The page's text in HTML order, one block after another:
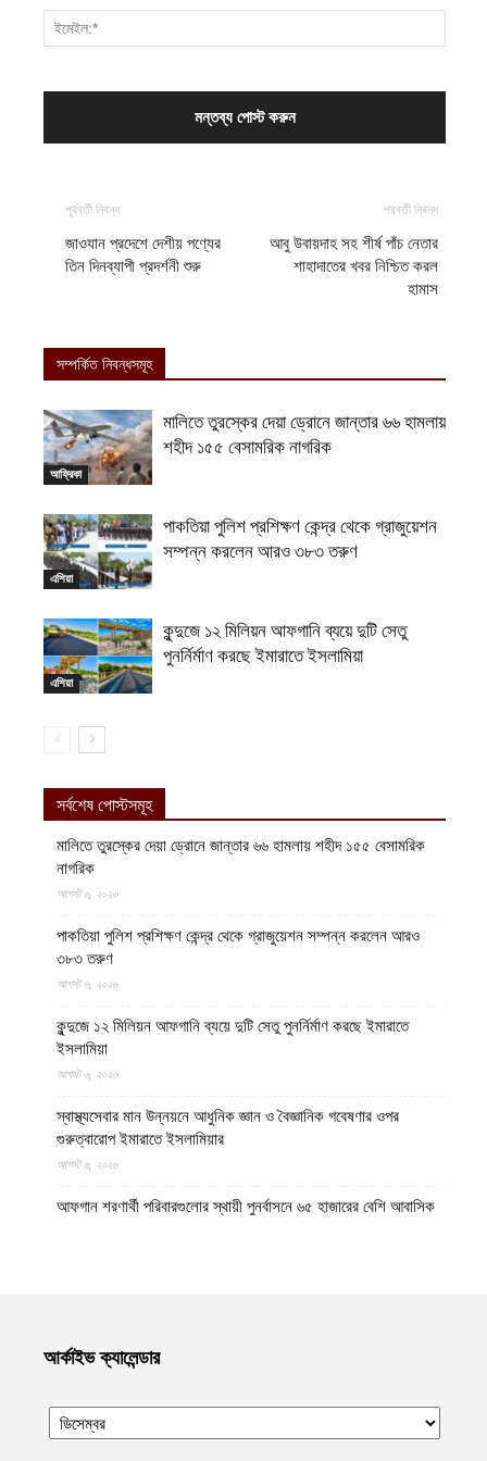
পূর্ববর্তী নিবন্ধ
জাওযান প্রদেশে দেশীয় পণ্যের
তিন দিনব্যাপী প্রদর্শনী শুরু
পরবর্তী নিবন্ধ
আবু উবায়দাহ সহ শীর্ষ পাঁচ নেতার
শাহাদাতের খবর নিশ্চিত করল
হামাস
সম্পর্কিত নিবন্ধসমূহ
আফ্রিকা
মালিতে তুরস্কের দেয়া ড্রোনে জান্তার ৬৬ হামলায়
শহীদ ১৫৫ বেসামরিক নাগরিক
এশিয়া
পাকতিয়া পুলিশ প্রশিক্ষণ কেন্দ্র থেকে গ্রাজুয়েশন
সম্পন্ন করলেন আরও ৩৮৩ তরুণ
এশিয়া
কুন্দুজে ১২ মিলিয়ন আফগানি ব্যয়ে দুটি সেতু
পুনর্নির্মাণ করছে ইমারাতে ইসলামিয়া
সর্বশেষ পোস্টসমূহ
মালিতে তুরস্কের দেয়া ড্রোনে জান্তার ৬৬ হামলায় শহীদ ১৫৫ বেসামরিক
নাগরিক
আগস্ট ৬, ২০২৬
পাকতিয়া পুলিশ প্রশিক্ষণ কেন্দ্র থেকে গ্রাজুয়েশন সম্পন্ন করলেন আরও
৩৮৩ তরুণ
আগস্ট ৬, ২০২৬
কুন্দুজে ১২ মিলিয়ন আফগানি ব্যয়ে দুটি সেতু পুনর্নির্মাণ করছে ইমারাতে
ইসলামিয়া
আগস্ট ৬, ২০২৬
স্বাস্থ্যসেবার মান উন্নয়নে আধুনিক জ্ঞান ও বৈজ্ঞানিক গবেষণার ওপর
গুরুত্বারোপ ইমারাতে ইসলামিয়ার
আগস্ট ৬, ২০২৬
আফগান শরণার্থী পরিবারগুলোর স্থায়ী পুনর্বাসনে ৬৫ হাজারের বেশি আবাসিক
ইসলামিয়া
আগস্ট ৬, ২০২৬
ভারত, পাকিস্তান ও বাংলাদেশের মাদ্রাসাগুলোতে সন্ত্রাসবাদ তৈরি হচ্ছে বলে
উস্কানিমূলক মন্তব্য করেছে উত্তর প্রদেশের হিন্দুত্ববাদী উপমুখ্যমন্ত্রী
আর্কাইভ ক্যালেন্ডার